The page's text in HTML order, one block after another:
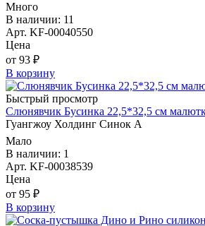
Много
В наличии: 11
Арт. KF-00040550
Цена
от 93 ₽
В корзину
Быстрый просмотр
Слюнявчик Бусинка 22,5*32,5 см
Гуангжоу Холдинг Синок А
Мало
В наличии: 1
Арт. KF-00038539
Цена
от 95 ₽
В корзину